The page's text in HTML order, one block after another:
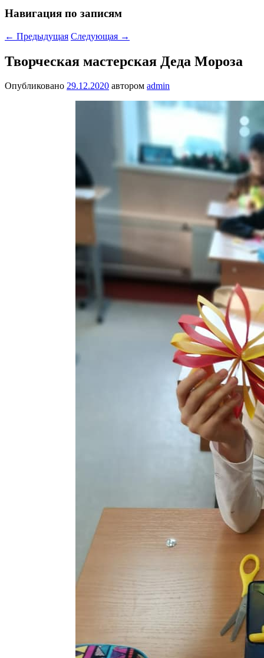
Навигация по записям
← Предыдущая Следующая →
Творческая мастерская Деда Мороза
Опубликовано 29.12.2020 автором admin